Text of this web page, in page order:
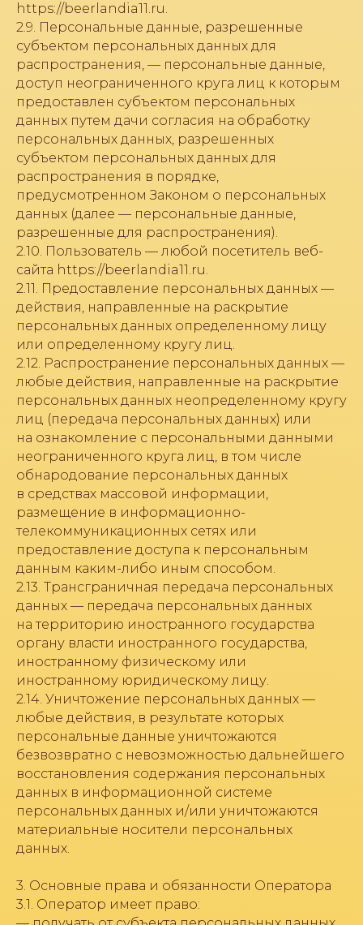
https://beerlandia11.ru.
2.9. Персональные данные, разрешенные
субъектом персональных данных для
распространения, — персональные данные,
доступ неограниченного круга лиц к которым
предоставлен субъектом персональных
данных путем дачи согласия на обработку
персональных данных, разрешенных
субъектом персональных данных для
распространения в порядке,
предусмотренном Законом о персональных
данных (далее — персональные данные,
разрешенные для распространения).
2.10. Пользователь — любой посетитель веб-
сайта https://beerlandia11.ru.
2.11. Предоставление персональных данных —
действия, направленные на раскрытие
персональных данных определенному лицу
или определенному кругу лиц.
2.12. Распространение персональных данных —
любые действия, направленные на раскрытие
персональных данных неопределенному кругу
лиц (передача персональных данных) или
на ознакомление с персональными данными
неограниченного круга лиц, в том числе
обнародование персональных данных
в средствах массовой информации,
размещение в информационно-
телекоммуникационных сетях или
предоставление доступа к персональным
данным каким-либо иным способом.
2.13. Трансграничная передача персональных
данных — передача персональных данных
на территорию иностранного государства
органу власти иностранного государства,
иностранному физическому или
иностранному юридическому лицу.
2.14. Уничтожение персональных данных —
любые действия, в результате которых
персональные данные уничтожаются
безвозвратно с невозможностью дальнейшего
восстановления содержания персональных
данных в информационной системе
персональных данных и/или уничтожаются
материальные носители персональных
данных.
3. Основные права и обязанности Оператора
3.1. Оператор имеет право: